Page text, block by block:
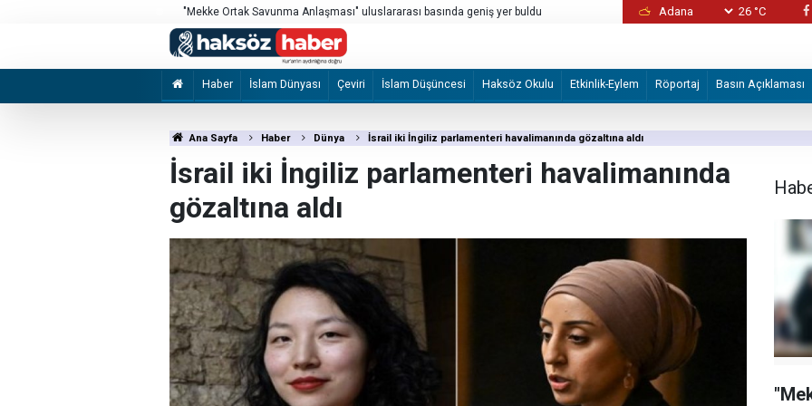
"Mekke Ortak Savunma Anlaşması" uluslararası basında geniş yer buldu Bunlar normal değil! 26 °C
Haber İslam Dünyası Çeviri İslam Düşüncesi Haksöz Okulu Etkinlik-Eylem Röportaj Basın Açıklaması
Ana Sayfa Haber Dünya İsrail iki İngiliz parlamenteri havalimanında gözaltına aldı
İsrail iki İngiliz parlamenteri havalimanında
gözaltına aldı